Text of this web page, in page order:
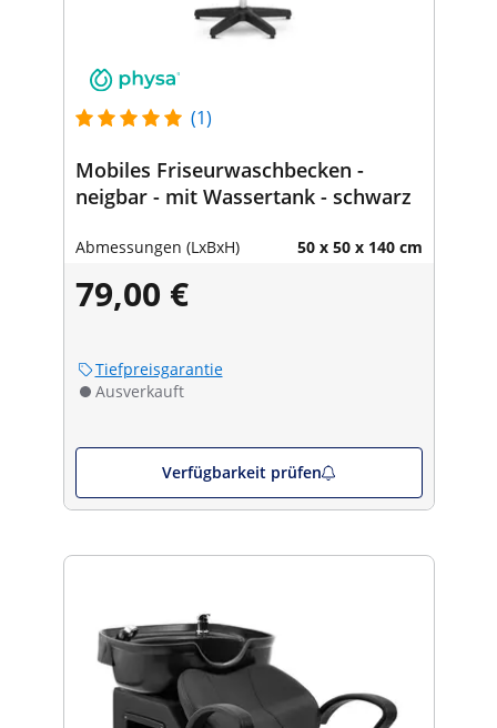
(1)
Mobiles Friseurwaschbecken -
neigbar - mit Wassertank - schwarz
Abmessungen (LxBxH) 50 x 50 x 140 cm
79,00 €
Tiefpreisgarantie
Ausverkauft
Verfügbarkeit prüfen